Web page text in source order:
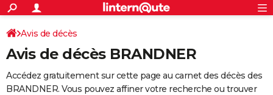
ACTUALITÉS
Politique
Société
Faits Divers
Education
Monde
Villes
+
SPORT
Coupe du monde 2026
Football
Tennis
Cyclisme
Rugby
Forum
Programme TV
TNT
Streaming
Cinéma
Sorties cinéma
Musique
+
FINANCE
Avis de décès
Avis de décès BRANDNER
Accédez gratuitement sur cette page au carnet des décès des
BRANDNER. Vous pouvez affiner votre recherche ou trouver